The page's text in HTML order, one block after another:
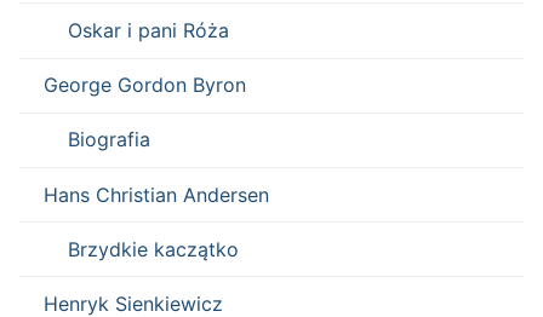
Oskar i pani Róża
George Gordon Byron
Biografia
Hans Christian Andersen
Brzydkie kaczątko
Henryk Sienkiewicz